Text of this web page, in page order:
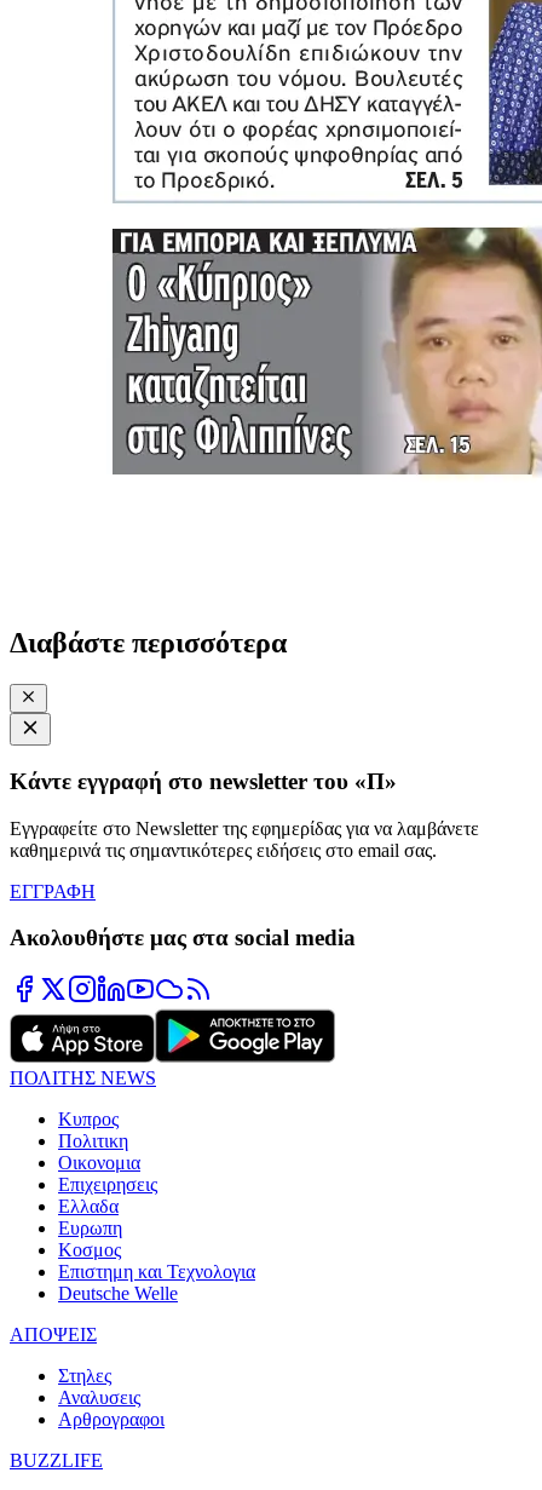
Διαβάστε περισσότερα
Κάντε εγγραφή στο newsletter του «Π»
Εγγραφείτε στο Newsletter της εφημερίδας για να λαμβάνετε
καθημερινά τις σημαντικότερες ειδήσεις στο email σας.
ΕΓΓΡΑΦΗ
Ακολουθήστε μας στα social media
ΠΟΛΙΤΗΣ NEWS
Κυπρος
Πολιτικη
Οικονομια
Επιχειρησεις
Ελλαδα
Ευρωπη
Κοσμος
Επιστημη και Τεχνολογια
Deutsche Welle
ΑΠΟΨΕΙΣ
Στηλες
Αναλυσεις
Αρθρογραφοι
BUZZLIFE